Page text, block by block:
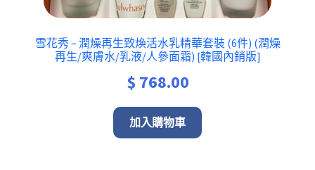
雪花秀 – 潤燥再生致煥活水乳精華套裝 (6件) (潤燥
再生/爽膚水/乳液/人參面霜) [韓國內銷版]
$ 768.00
加入購物車